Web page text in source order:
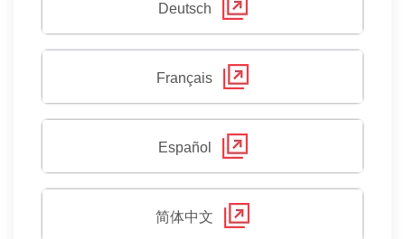
Deutsch
Français
Español
简体中文